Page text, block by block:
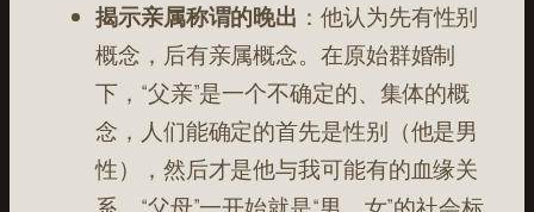
揭示亲属称谓的晚出 ：他认为先有性别
概念，后有亲属概念。在原始群婚制
下，“父亲”是一个不确定的、集体的概
念，人们能确定的首先是性别（他是男
性），然后才是他与我可能有的血缘关